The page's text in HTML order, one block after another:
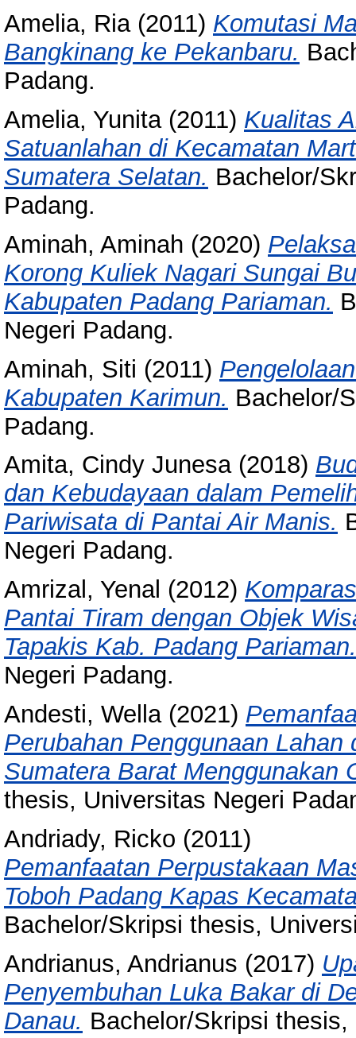
Amelia, Ria(2011) Komutasi
Bangkinang ke Pekanbaru.
Padang.
Amelia, Yunita(2011) Kualitas
Satuanlahan di Kecamatan
Sumatera Selatan. Bachelor/
Padang.
Aminah, Aminah (2020)
Korong Kuliek Nagari Sungai
Kabupaten Padang Pariaman.
Negeri Padang.
Aminah, Siti (2011)
Kabupaten Karimun. Bachelor/
Padang.
Amita, Cindy Junesa(2018)
dan Kebudayaan dalam
Pariwisata di Pantai Air Manis.
Negeri Padang.
Amrizal, Yenal (2012)
Pantai Tiram dengan Objek
Tapakis Kab. Padang Pariaman.
Negeri Padang.
Andesti, Wella(2021)
Perubahan Penggunaan
Sumatera Barat Menggunakan
thesis, Universitas Negeri
Andriady, Ricko (2011)
Pemanfaatan Perpustakaan
Toboh Padang Kapas
Bachelor/Skripsi thesis,
Andrianus, Andrianus (2017)
Penyembuhan Luka Bakar di
Danau. Bachelor/Skripsi